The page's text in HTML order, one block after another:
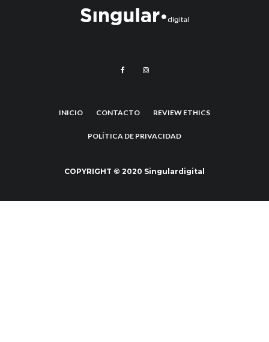
INICIO CONTACTO REVIEW ETHICS
POLÍTICA DE PRIVACIDAD
COPYRIGHT © 2020 Singulardigital